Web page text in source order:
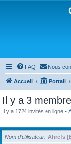
FAQ Nous
Accueil Portail
Il y a 3
Il y a 1724 invités en ligne •
Nom d’utilisateur
Ahrefs